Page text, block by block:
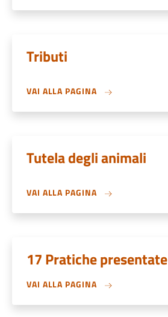
Tributi
VAI ALLA PAGINA
Tutela degli animali
VAI ALLA PAGINA
17 Pratiche presentate
VAI ALLA PAGINA